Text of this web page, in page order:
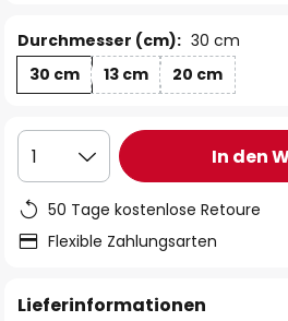
Durchmesser (cm): 30 cm
30 cm
13 cm 20 cm
1 In den
50 Tage kostenlose Retoure
Flexible Zahlungsarten
Lieferinformationen